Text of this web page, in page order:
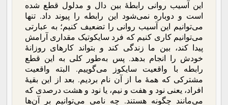
این آسیب روانی رابطۀ بین دال و مدلول قطع شده
است و دوباره نمی‌شود این رابطه را پیوند داد. تنها
می‌توانیم این آسیب روانی را تضعیف کنیم؛ به عبارتی
می‌توانیم کاری کنیم که فرد سایکوتیک مقداری آرامش
پیدا کند، بین ما زندگی کند و بتواند کارهای روزانۀ
خودش را انجام بدهد. پس به‌طور کلی به این قطع
رابطه با واقعیت سایکوز می‌گوییم. البته واقعیت
مشترکی که همۀ ما از آن نام بردیم. بعد از این بقیۀ
افراد، یعنی نود و هفت و نیم، یا نود و هشت درصدی که
می‌مانند چگونه هستند. چه نامی می‌توانیم بر آن‌ها